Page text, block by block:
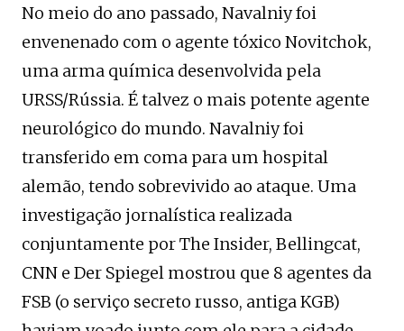
No meio do ano passado, Navalniy foi
envenenado com o agente tóxico Novitchok,
uma arma química desenvolvida pela
URSS/Rússia. É talvez o mais potente agente
neurológico do mundo. Navalniy foi
transferido em coma para um hospital
alemão, tendo sobrevivido ao ataque. Uma
investigação jornalística realizada
conjuntamente por The Insider, Bellingcat,
CNN e Der Spiegel mostrou que 8 agentes da
FSB (o serviço secreto russo, antiga KGB)